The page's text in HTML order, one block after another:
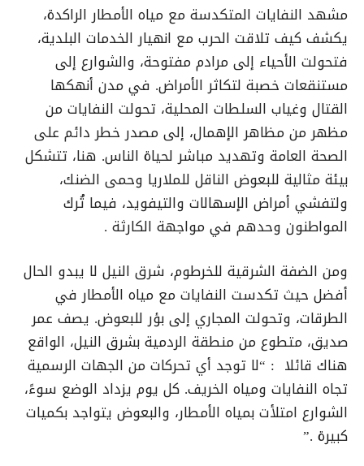
مشهد النفايات المتكدسة مع مياه الأمطار الراكدة،
يكشف كيف تلاقت الحرب مع انهيار الخدمات البلدية،
فتحولت الأحياء إلى مرادم مفتوحة، والشوارع إلى
مستنقعات خصبة لتكاثر الأمراض. في مدن أنهكها
القتال وغياب السلطات المحلية، تحولت النفايات من
مظهر من مظاهر الإهمال، إلى مصدر خطر دائم على
الصحة العامة وتهديد مباشر لحياة الناس. هنا، تتشكل
بيئة مثالية للبعوض الناقل للملاريا وحمى الضنك،
ولتفشي أمراض الإسهالات والتيفويد، فيما تُرك
المواطنون وحدهم في مواجهة الكارثة .
ومن الضفة الشرقية للخرطوم، شرق النيل لا يبدو الحال
أفضل حيث تكدست النفايات مع مياه الأمطار في
الطرقات، وتحولت المجاري إلى بؤر للبعوض. يصف عمر
صديق، متطوع من منطقة الردمية بشرق النيل، الواقع
هناك قائلا : “لا توجد أي تحركات من الجهات الرسمية
تجاه النفايات ومياه الخريف. كل يوم يزداد الوضع سوءً،
الشوارع امتلأت بمياه الأمطار، والبعوض يتواجد بكميات
كبيرة .”